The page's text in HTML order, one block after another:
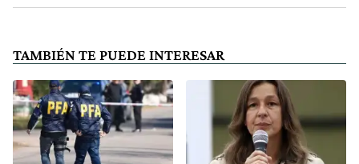
TAMBIÉN TE PUEDE INTERESAR